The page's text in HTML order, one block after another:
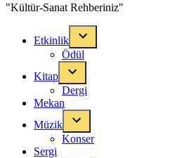
"Kültür-Sanat Rehberiniz"
Etkinlik
Ödül
Kitap
Dergi
Mekan
Müzik
Konser
Sergi